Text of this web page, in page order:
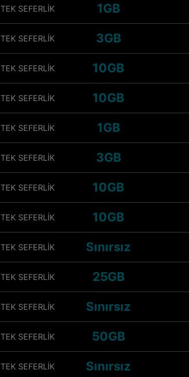
TEK SEFERLIK 1GB
TEK SEFERLIK 3GB
TEK SEFERLIK 10GB
TEK SEFERLIK 10GB
TEK SEFERLIK 1GB
TEK SEFERLIK 3GB
TEK SEFERLIK 10GB
TEK SEFERLIK 10GB
TEK SEFERLIK Sınırsız
TEK SEFERLIK 25GB
TEK SEFERLIK Sınırsız
TEK SEFERLIK 50GB
TEK SEFERLIK Sınırsız